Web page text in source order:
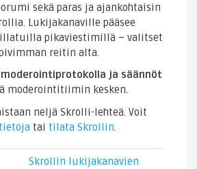
sekä paras ja ajankohtaisin
Lukijakanaville pääsee
pikaviestimillä – valitset
reitin alta.
ja säännöt
moderointitiimin kesken.
neljä Skrolli-lehteä. Voit
tai tilata Skrollin
Skrollin lukijakanavien